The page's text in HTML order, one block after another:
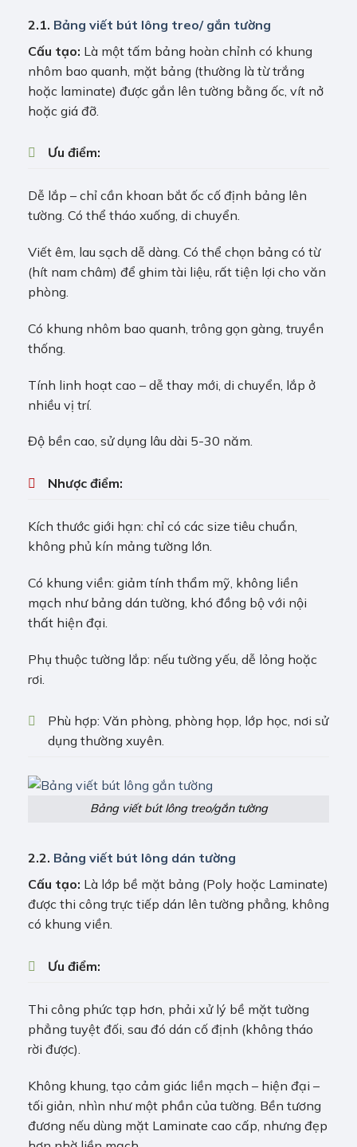
2.1. Bảng viết bút lông treo/ gắn tường
Cấu tạo: Là một tấm bảng hoàn chỉnh có khung
nhôm bao quanh, mặt bảng (thường là từ trắng
hoặc laminate) được gắn lên tường bằng ốc, vít nở
hoặc giá đỡ.
Ưu điểm:
Dễ lắp – chỉ cần khoan bắt ốc cố định bảng lên
tường. Có thể tháo xuống, di chuyển.
Viết êm, lau sạch dễ dàng. Có thể chọn bảng có từ
(hít nam châm) để ghim tài liệu, rất tiện lợi cho văn
phòng.
Có khung nhôm bao quanh, trông gọn gàng, truyền
thống.
Tính linh hoạt cao – dễ thay mới, di chuyển, lắp ở
nhiều vị trí.
Độ bền cao, sử dụng lâu dài 5-30 năm.
Nhược điểm:
Kích thước giới hạn: chỉ có các size tiêu chuẩn,
không phủ kín mảng tường lớn.
Có khung viền: giảm tính thẩm mỹ, không liền
mạch như bảng dán tường, khó đồng bộ với nội
thất hiện đại.
Phụ thuộc tường lắp: nếu tường yếu, dễ lỏng hoặc
rơi.
Phù hợp: Văn phòng, phòng họp, lớp học, nơi sử
dụng thường xuyên.
Bảng viết bút lông treo/gắn tường
2.2. Bảng viết bút lông dán tường
Cấu tạo: Là lớp bề mặt bảng (Poly hoặc Laminate)
được thi công trực tiếp dán lên tường phẳng, không
có khung viền.
Ưu điểm:
Thi công phức tạp hơn, phải xử lý bề mặt tường
phẳng tuyệt đối, sau đó dán cố định (không tháo
rời được).
Không khung, tạo cảm giác liền mạch – hiện đại –
tối giản, nhìn như một phần của tường. Bền tương
đương nếu dùng mặt Laminate cao cấp, nhưng đẹp